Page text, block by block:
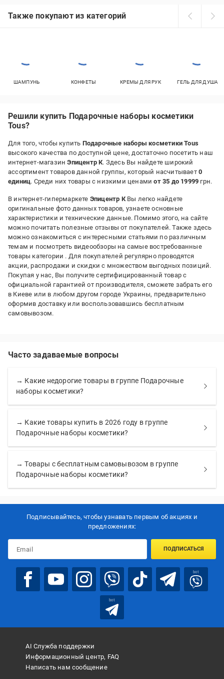
Также покупают из категорий
ШАМПУНЬ КОНФЕТЫ КРЕМЫ ДЛЯ РУК ГЕЛЬ ДЛЯ ДУША
Решили купить Подарочные наборы косметики
Tous?
Для того, чтобы купить Подарочные наборы косметики Tous
высокого качества по доступной цене, достаточно посетить наш
интернет-магазинЭпицентр К. Здесь Вы найдете широкий
ассортимент товаров данной группы, который насчитывает0
единиц. Среди них товары с низкими ценамиот 35 до 19999 грн.
В интернет-гипермаркете Эпицентр КВы легко найдете
оригинальные фото данных товаров, узнаете основные
характеристики и технические данные. Помимо этого, на сайте
можно почитать полезные отзывы от покупателей. Также здесь
можно ознакомиться с интересными статьями по различным
темам и посмотреть видеообзоры на самые востребованные
товары категории . Для покупателей регулярно проводятся
акции, распродажи и скидки с множеством выгодных позиций.
Покупая у нас, Вы получите сертифицированный товар с
официальной гарантией от производителя, сможете забрать его
в Киеве или в любом другом городе Украины, предварительно
оформив доставку или воспользовавшись бесплатным
самовывозом.
Часто задаваемые вопросы
→ Какие недорогие товары в группе Подарочные
наборы косметики?
→ Какие товары купить в 2026 году в группе
Подарочные наборы косметики?
→ Товары с бесплатным самовывозом в группе
Подарочные наборы косметики?
Подписывайтесь, чтобы узнавать первым об акцияx и
предложениях:
ПОДПИСАТЬСЯ
bot
bot
AI Служба поддержки
Информационный центр, FAQ
Написать нам сообщение